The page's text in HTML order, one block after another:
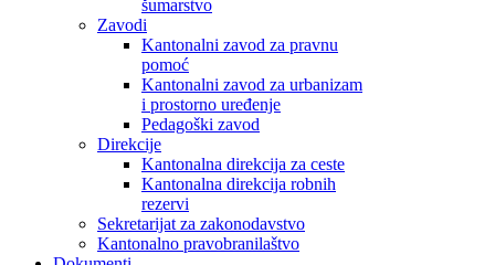
šumarstvo
Zavodi
Kantonalni zavod za pravnu
pomoć
Kantonalni zavod za urbanizam
i prostorno uređenje
Pedagoški zavod
Direkcije
Kantonalna direkcija za ceste
Kantonalna direkcija robnih
rezervi
Sekretarijat za zakonodavstvo
Kantonalno pravobranilaštvo